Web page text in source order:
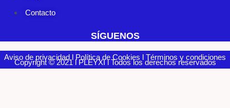
Contacto
SÍGUENOS
Aviso de privacidad l Política de Cookies l Términos y condiciones
Copyright © 2021 l PLEYXI l Todos los derechos reservados